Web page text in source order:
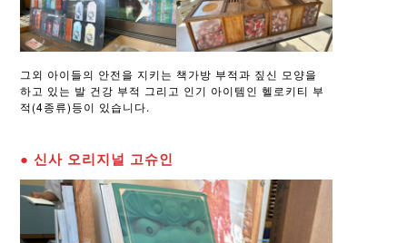
그외 아이들의 안전을 지키는 책가방 부적과 짚신 모양을
하고 있는 발 건강 부적 그리고 인기 아이템인 헬로키티 부
적(4종류)등이 있습니다.
● 신사 오리지널 고슈인